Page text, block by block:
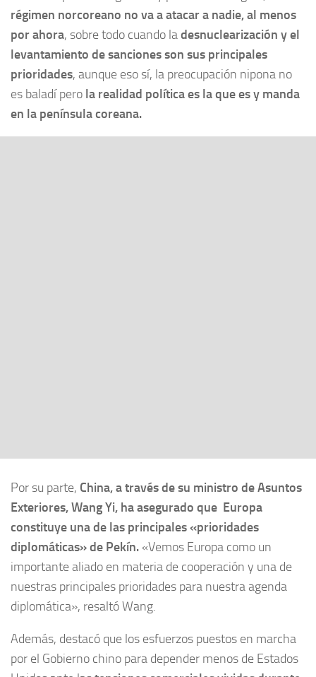
régimen norcoreano no va a atacar a nadie, al menos
por ahora, sobre todo cuando ladesnuclearización y el
levantamiento de sanciones son sus principales
prioridades, aunque eso sí, la preocupación nipona no
es baladí pero la realidad política es la que es y manda
en la península coreana.
Por su parte, China, a través de su ministro de Asuntos
Exteriores, Wang Yi, ha asegurado que Europa
constituye una de las principales «prioridades
diplomáticas» de Pekín.«Vemos Europa como un
importante aliado en materia de cooperación y una de
nuestras principales prioridades para nuestra agenda
diplomática», resaltó Wang.
Además, destacó que los esfuerzos puestos en marcha
por el Gobierno chino para depender menos de Estados